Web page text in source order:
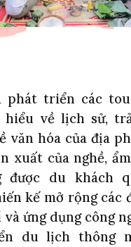
phát triển các
hiểu về lịch sử,
văn hóa của địa
xuất của nghề,
được du khách
kế mở rộng các
ứng dụng công
du lịch thông